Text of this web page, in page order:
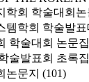
학회 학술대회논
템학회 학술발
학술대회 논문집
술발표회 초록집
논문지 (101)